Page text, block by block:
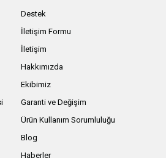
Destek
İletişim Formu
İletişim
Hakkımızda
Ekibimiz
Garanti ve Değişim
Ürün Kullanım Sorumluluğu
Blog
Haberler